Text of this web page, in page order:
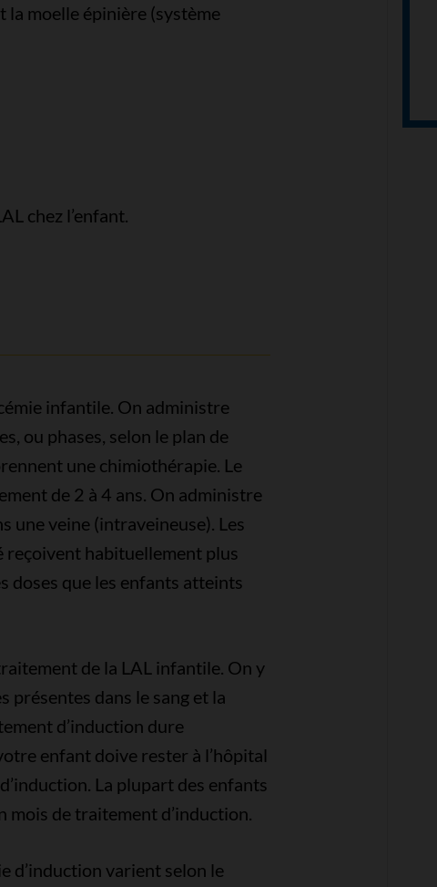
la moelle épinière (système
chez l’enfant.
infantile. On administre
ou phases, selon le plan de
une chimiothérapie. Le
de 2 à 4 ans. On administre
une veine (intraveineuse). Les
reçoivent habituellement plus
doses que les enfants atteints
de la LAL infantile. On y
présentes dans le sang et la
d’induction dure
enfant doive rester à l’hôpital
La plupart des enfants
mois de traitement d’induction.
d’induction varient selon le